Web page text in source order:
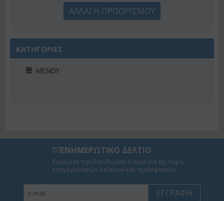
ΑΛΛΑΓΗ ΠΡΟΟΡΙΣΜΟΥ
ΚΑΤΗΓΟΡΙΕΣ
ΜΕΝΟΎ
ΕΝΗΜΕΡΩΤΙΚΟ ΔΕΛΤΙΟ
Εισάγετε την διεύθυνση e-mail για τη λήψη
ενημερωτικών δελτίων και προσφορών.
ΕΓΓΡΑΦΉ